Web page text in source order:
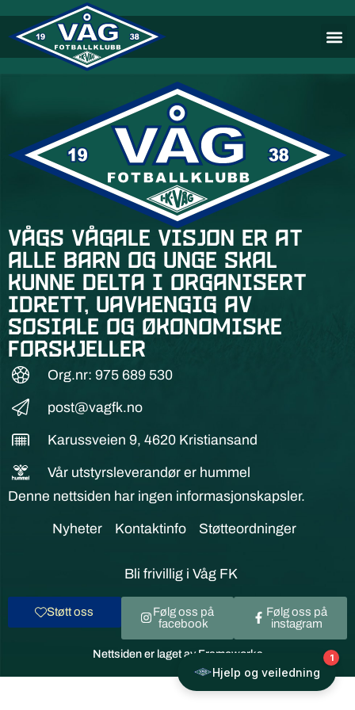
Vågs vågale visjon er at
alle barn og unge skal
kunne delta i organisert
idrett, uavhengig av
sosiale og økonomiske
forskjeller
Org.nr: 975 689 530
post@vagfk.no
Karussveien 9, 4620 Kristiansand
Vår utstyrsleverandør er hummel
Denne nettsiden har ingen informasjonskapsler.
Nyheter Kontaktinfo Støtteordninger
Bli frivillig i Våg FK
Støtt oss
Følg oss på
facebook
Følg oss på
instagram
Nettsiden er laget av Frameworks